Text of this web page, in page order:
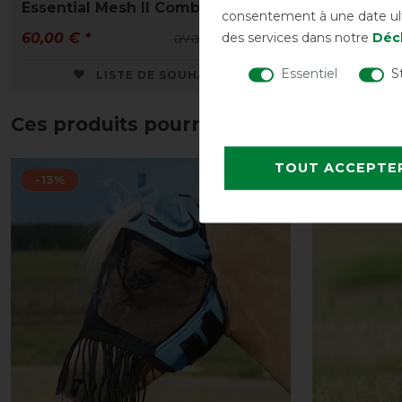
Essential Mesh II Combo Neck
avant 80,00 €
60,00 € *
LISTE DE SOUHAITS
II Detach
97,50 € *
Ces produits pourraient également
-13%
consentement à une date
des services dans notre
Essentiel
TOUT